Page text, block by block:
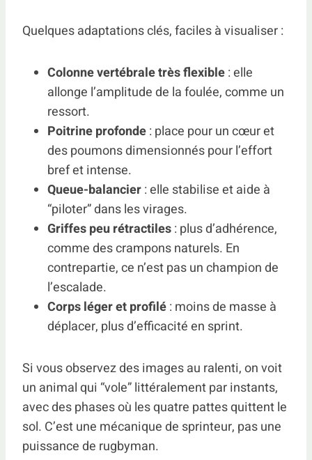
Quelques adaptations clés, faciles à visualiser :
Colonne vertébrale très flexible: elle
allonge l’amplitude de la foulée, comme un
ressort.
Poitrine profonde: place pour un cœur et
des poumons dimensionnés pour l’effort
bref et intense.
Queue-balancier: elle stabilise et aide à
“piloter” dans les virages.
Griffes peu rétractiles: plus d’adhérence,
comme des crampons naturels. En
contrepartie, ce n’est pas un champion de
l’escalade.
Corps léger et profilé: moins de masse à
déplacer, plus d’efficacité en sprint.
Si vous observez des images au ralenti, on voit
un animal qui “vole” littéralement par instants,
avec des phases où les quatre pattes quittent le
sol. C’est une mécanique de sprinteur, pas une
puissance de rugbyman.